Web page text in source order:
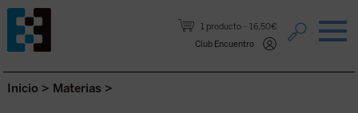
1 producto
16,50€
Club Encuentro
Saltar al contenido.
Inicio > Materias >